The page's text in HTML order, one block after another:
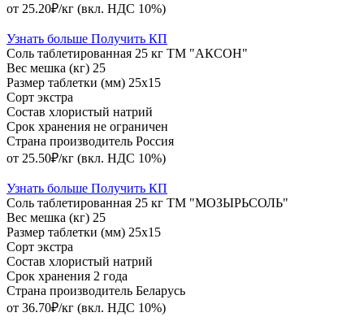
от 25.20₽/кг (вкл. НДС 10%)
Узнать больше Получить КП
Соль таблетированная 25 кг ТМ "АКСОН"
Вес мешка (кг) 25
Размер таблетки (мм) 25х15
Сорт экстра
Состав хлористый натрий
Срок хранения не ограничен
Страна производитель Россия
от 25.50₽/кг (вкл. НДС 10%)
Узнать больше Получить КП
Соль таблетированная 25 кг ТМ "МОЗЫРЬСОЛЬ"
Вес мешка (кг) 25
Размер таблетки (мм) 25х15
Сорт экстра
Состав хлористый натрий
Срок хранения 2 года
Страна производитель Беларусь
от 36.70₽/кг (вкл. НДС 10%)